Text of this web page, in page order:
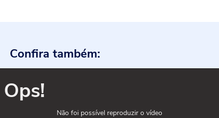
Confira também:
Ops!
Não foi possível reproduzir o vídeo